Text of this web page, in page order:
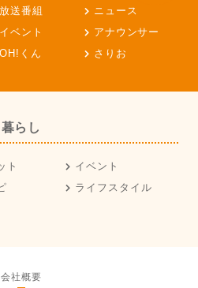
放送番組
ニュース
イベント
アナウンサー
OH!くん さりお
暮らし
ト
イベント
ライフスタイル
会社概要